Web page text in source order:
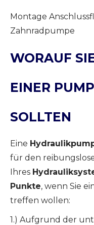
Montage
Zahnradpumpe
WORAUF
EINER
SOLLTEN
Eine
für den
Ihres
Punkte, wenn Sie
treffen wollen:
1.) Aufgrund der